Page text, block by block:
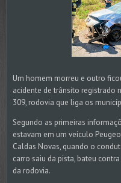
Um homem morreu e outro
acidente de trânsito registrado
309, rodovia que liga os
Segundo as primeiras
estavam em um veículo
Caldas Novas, quando o
carro saiu da pista, bateu
da rodovia.